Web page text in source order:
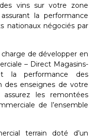
vins sur votre zone
la performance
nationaux négociés par
de développer en
– Direct Magasins-
la performance des
des enseignes de votre
les remontées
de l’ensemble
terrain doté d’un